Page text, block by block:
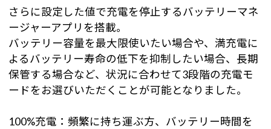
さらに設定した値で充電を停止するバッテリーマネ
ージャーアプリを搭載。
バッテリー容量を最大限使いたい場合や、満充電に
よるバッテリー寿命の低下を抑制したい場合、長期
保管する場合など、状況に合わせて3段階の充電モ
ードをお選びいただくことが可能となりました。
100%充電：頻繁に持ち運ぶ方、バッテリー時間を